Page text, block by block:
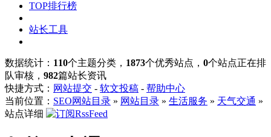
TOP排行榜
站长工具
数据统计： 110个主题分类， 1873个优秀站点， 0个站点正在排
队审核， 982篇站长资讯
快捷方式： 网站提交 - 软文投稿 - 帮助中心
当前位置： SEO网站目录 » 网站目录 » 生活服务 » 天气交通 »
站点详细